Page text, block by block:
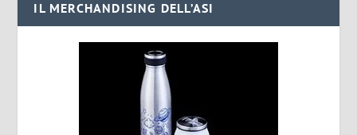
IL MERCHANDISING DELL’ASI